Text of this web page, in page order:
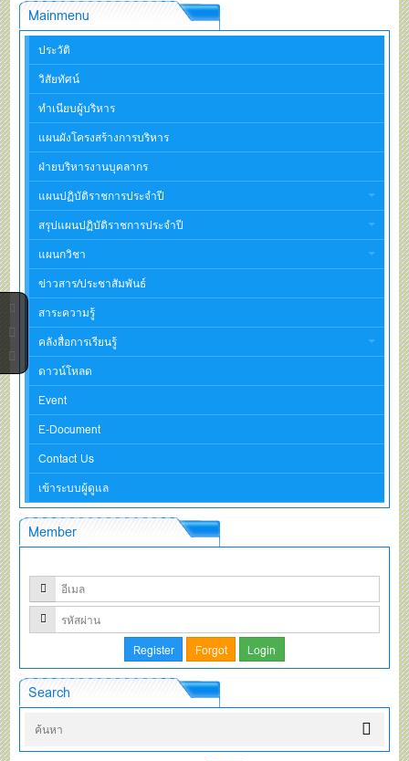
Mainmenu
ประวัติ
วิสัยทัศน์
ทำเนียบผู้บริหาร
แผนผังโครงสร้างการบริหาร
ฝ่ายบริหารงานบุคลากร
แผนปฏิบัติราชการประจำปี
สรุปแผนปฏิบัติราชการประจำปี
แผนกวิชา
ข่าวสาร/ประชาสัมพันธ์
สาระความรู้
คลังสื่อการเรียนรู้
ดาวน์โหลด
Event
E-Document
Contact Us
เข้าระบบผู้ดูแล
Member
Search